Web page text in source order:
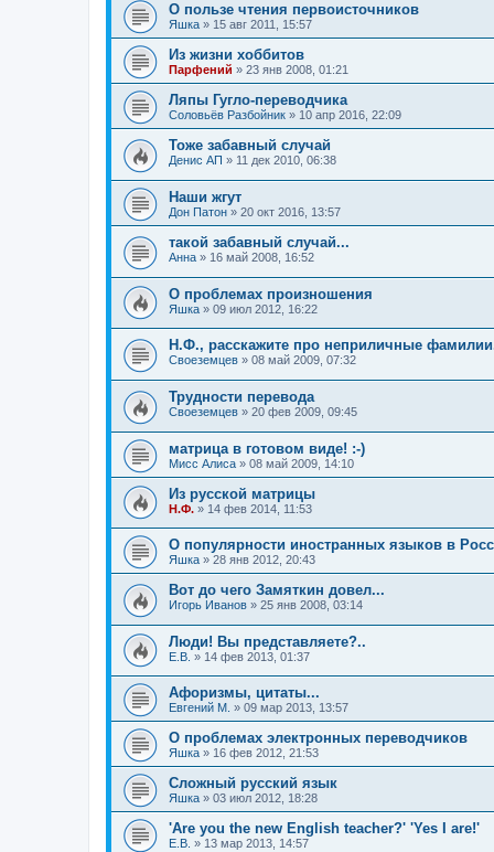
О пользе чтения первоисточников
Яшка » 15 авг 2011, 15:57
Из жизни хоббитов
Парфений » 23 янв 2008, 01:21
Ляпы Гугло-переводчика
Соловьёв Разбойник » 10 апр 2016, 22:09
Тоже забавный случай
Денис АП » 11 дек 2010, 06:38
Наши жгут
Дон Патон » 20 окт 2016, 13:57
такой забавный случай...
Анна » 16 май 2008, 16:52
О проблемах произношения
Яшка » 09 июл 2012, 16:22
Н.Ф., расскажите про неприличные
Своеземцев » 08 май 2009, 07:32
Трудности перевода
Своеземцев » 20 фев 2009, 09:45
матрица в готовом виде! :-)
Мисс Алиса » 08 май 2009, 14:10
Из русской матрицы
Н.Ф. » 14 фев 2014, 11:53
О популярности иностранных языков в
Яшка » 28 янв 2012, 20:43
Вот до чего Замяткин довел...
Игорь Иванов » 25 янв 2008, 03:14
Люди! Вы представляете?..
Е.В. » 14 фев 2013, 01:37
Афоризмы, цитаты...
Евгений М. » 09 мар 2013, 13:57
О проблемах электронных переводчиков
Яшка » 16 фев 2012, 21:53
Сложный русский язык
Яшка » 03 июл 2012, 18:28
'Are you the new English teacher?' 'Yes I are!'
Е.В. » 13 мар 2013, 14:57